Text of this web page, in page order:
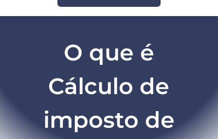
O que é
Cálculo de
imposto de